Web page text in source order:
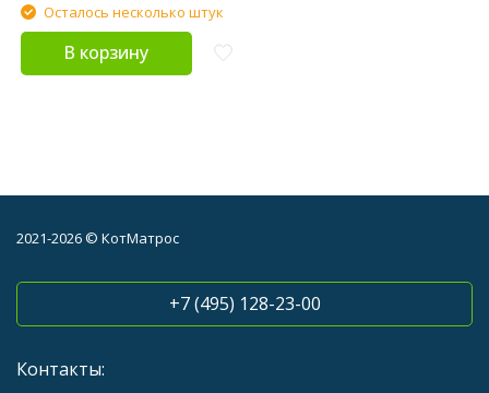
Осталось несколько штук
В корзину
2021-2026 © КотМатрос
+7 (495) 128-23-00
Контакты: